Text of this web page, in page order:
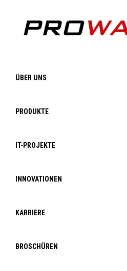
ÜBER UNS
PRODUKTE
IT-PROJEKTE
INNOVATIONEN
KARRIERE
BROSCHÜREN
Boosting
World 5.0
IoT-basierte